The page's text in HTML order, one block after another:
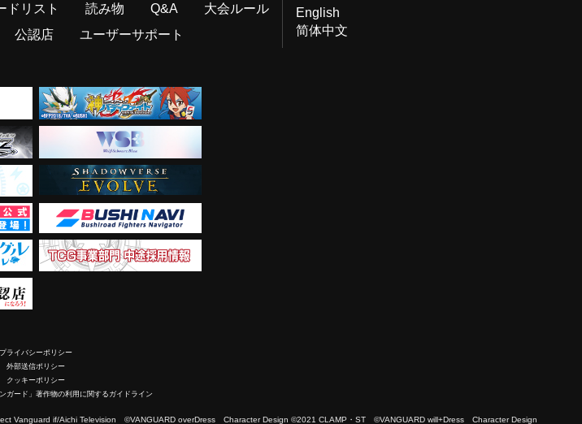
ドリスト 読み物 Q&A
大会ルール
公認店 ユーザーサポート
English
简体中文
プライバシーポリシー
外部送信ポリシー
クッキーポリシー
ガード」著作物の利用に関するガイドライン
if/Aichi Television ©VANGUARD overDress Character Design ©2021 CLAMP・ST ©VANGUARD will+Dress Character Design